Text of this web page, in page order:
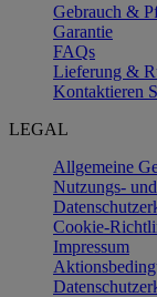
Gebrauch &
Garantie
FAQs
Lieferung &
Kontaktieren
LEGAL
Allgemeine
Nutzungs-
Cookie-
Impressum